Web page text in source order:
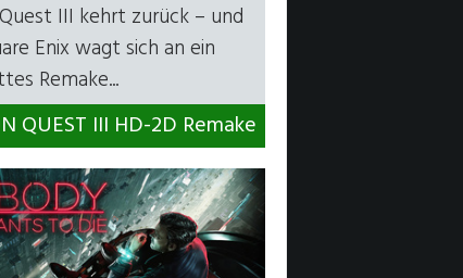
III kehrt zurück – und
Enix wagt sich an ein
Remake...
QUEST III HD-2D Remake